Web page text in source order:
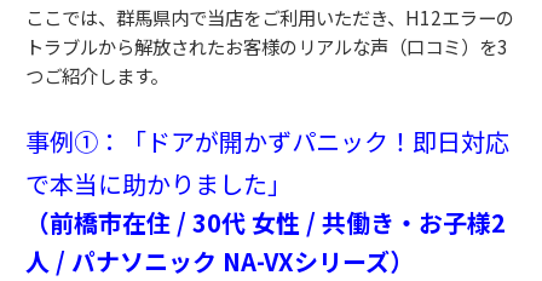
ここでは、群馬県内で当店をご利用いただき、H12エラーの
トラブルから解放されたお客様のリアルな声（口コミ）を3
つご紹介します。
事例①：「ドアが開かずパニック！即日対応
で本当に助かりました」
（前橋市在住 / 30代 女性 / 共働き・お子様2
人 / パナソニック NA-VXシリーズ）